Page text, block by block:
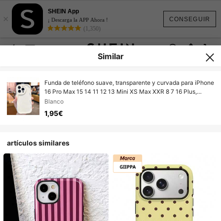
CONSEGUIR
×
SHEIN App
¡ Descarga la APP Ahora !
(1,350)
Similar
Funda de teléfono suave, transparente y curvada para iPhone
16 Pro Max 15 14 11 12 13 Mini XS Max XXR 8 7 16 Plus,
bonita y a prueba de golpes.
Blanco
1,95€
artículos similares